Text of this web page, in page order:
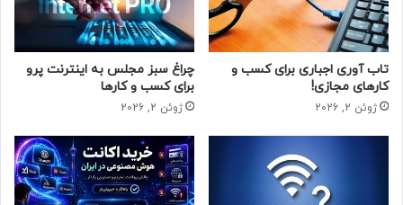
فرصت‌های شغلی فراوانی را پیش روی افراد قرار می‌دهد.
مزایای آموزش برنامه نویسی پایتون چیست؟
آموزش برنامه نویسی پایتون مزایای بسیاری دارد که آن را به
است. از جمله این مزایا می‌توان به موارد زیر اشاره کرد:
– سادگی و خوانایی: سینتکس پایتون بسیار شبیه به زبان
انگلیسی است و این امر، یادگیری آن را برای مبتدیان آسان‌تر
تاب آوری اجباری برای کسب و
کارهای مجازی!
ژوئن 2, 2026
چراغ سبز مجلس به اینترنت پرو
برای کسب و کارها
ژوئن 2, 2026